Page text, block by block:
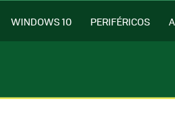
WINDOWS 10 PERIFÉRICOS